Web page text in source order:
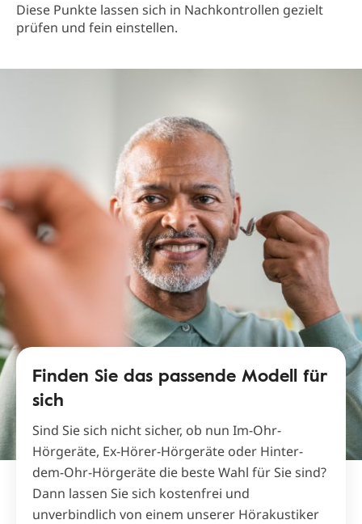
Diese Punkte lassen sich in Nachkontrollen gezielt
prüfen und fein einstellen.
Finden Sie das passende Modell für
sich
Sind Sie sich nicht sicher, ob nun Im-Ohr-
Hörgeräte, Ex-Hörer-Hörgeräte oder Hinter-
dem-Ohr-Hörgeräte die beste Wahl für Sie sind?
Dann lassen Sie sich kostenfrei und
unverbindlich von einem unserer Hörakustiker